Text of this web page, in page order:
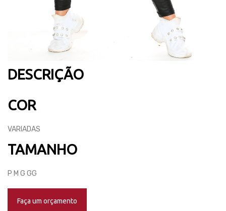
DESCRIÇÃO
COR
VARIADAS
TAMANHO
P M G GG
Faça um orçamento